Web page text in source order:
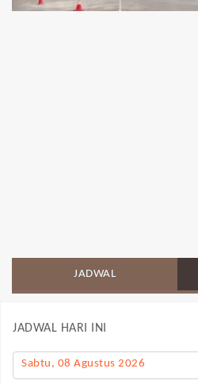
JADWAL
JADWAL HARI INI
Sabtu, 08 Agustus 2026